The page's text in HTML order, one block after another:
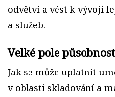
odvětví a vést k vývoji
a služeb.
Velké pole
Jak se může uplatnit
v oblasti skladování a